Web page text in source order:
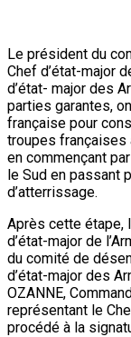
Le président du
Chef d’état-major
d’état- major des
parties garantes,
française pour
troupes françaises
en commençant
le Sud en passant
d’atterrissage.
Après cette étape,
d’état-major de
du comité de
d’état-major des
OZANNE,
représentant le
procédé à la